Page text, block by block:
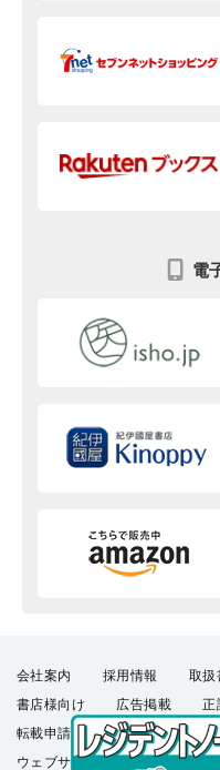
電
会社案内 採用情報 取扱
書店様向け
広告掲載 正
転載申請
プライバシーポリ
ウェブサイト利用規約
羊土